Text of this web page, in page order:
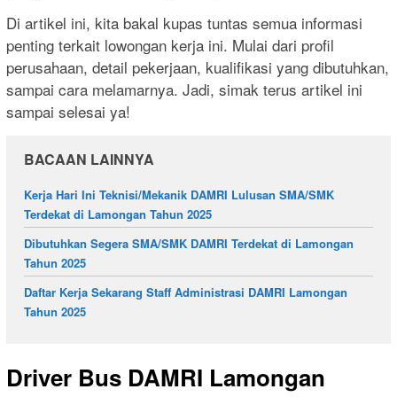
Di artikel ini, kita bakal kupas tuntas semua informasi
penting terkait lowongan kerja ini. Mulai dari profil
perusahaan, detail pekerjaan, kualifikasi yang dibutuhkan,
sampai cara melamarnya. Jadi, simak terus artikel ini
sampai selesai ya!
BACAAN LAINNYA
Kerja Hari Ini Teknisi/Mekanik DAMRI Lulusan SMA/SMK
Terdekat di Lamongan Tahun 2025
Dibutuhkan Segera SMA/SMK DAMRI Terdekat di Lamongan
Tahun 2025
Daftar Kerja Sekarang Staff Administrasi DAMRI Lamongan
Tahun 2025
Driver Bus DAMRI Lamongan